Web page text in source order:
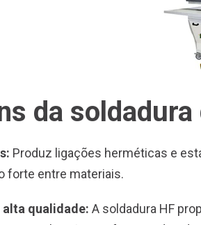
da
Produz ligações herméticas e
forte entre materiais.
qualidade: A soldadura HF